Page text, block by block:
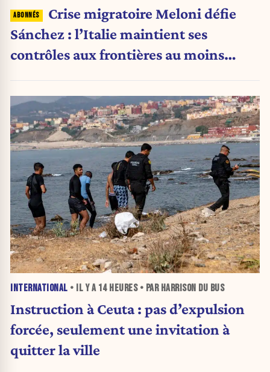
Crise migratoire Meloni défie
Sánchez : l’Italie maintient ses
contrôles aux frontières au moins
INTERNATIONAL • IL Y A 14 HEURES• PAR HARRISON DU BUS
Instruction à Ceuta : pas d’expulsion
forcée, seulement une invitation à
quitter la ville